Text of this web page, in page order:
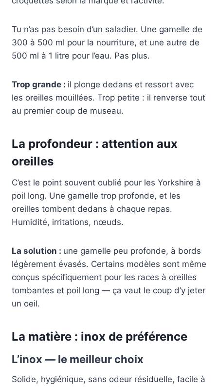
Tu n’as pas besoin d’un saladier. Une gamelle de
300 à 500 ml pour la nourriture, et une autre de
500 ml à 1 litre pour l’eau. Pas plus.
Trop grande : il plonge dedans et ressort avec
les oreilles mouillées. Trop petite : il renverse tout
au premier coup de museau.
La profondeur : attention aux
oreilles
C’est le point souvent oublié pour les Yorkshire à
poil long. Une gamelle trop profonde, et les
oreilles tombent dedans à chaque repas.
Humidité, irritations, nœuds.
La solution : une gamelle peu profonde, à bords
légèrement évasés. Certains modèles sont même
conçus spécifiquement pour les races à oreilles
tombantes et poil long — ça vaut le coup d’y jeter
un oeil.
La matière : inox de préférence
L’inox — le meilleur choix
Solide, hygiénique, sans odeur résiduelle, facile à